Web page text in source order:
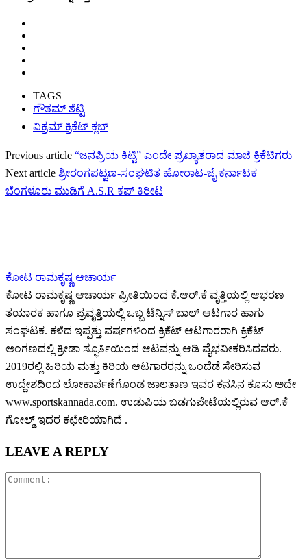
TAGS
ಗೌತಮ್ ಶೆಟ್ಟಿ
ವಿಕ್ರಮ್ ಕ್ರಿಕೆಟ್ ಕ್ಲಬ್
Previous article “ಜನಪ್ರಿಯ ಕಿಟ್ಟಿ” ಎಂದೇ ಪ್ರಖ್ಯಾತರಾದ ಮಾಜಿ ಕ್ರಿಕೆಟಿಗರು
Next article ಶ್ರೀರಂಗಪಟ್ಟಣ-ಸಂಘಟಿತ ಹೋರಾಟ-ಜೈ ಕರ್ನಾಟಕ
ಬೆಂಗಳೂರು ಮುಡಿಗೆ A.S.R ಕಪ್ ಕಿರೀಟ
ಕೋಟ ರಾಮಕೃಷ್ಣ ಆಚಾರ್ಯ
ಕೋಟ ರಾಮಕೃಷ್ಣ ಆಚಾರ್ಯ ಪ್ರೀತಿಯಿಂದ ಕೆ.ಆರ್.ಕೆ ವೃತ್ತಿಯಲ್ಲಿ ಆಭರಣ
ತಯಾರಕ ಹಾಗೂ ಪ್ರವೃತ್ತಿಯಲ್ಲಿ ಒಬ್ಬ ಟೆನ್ನಿಸ್ ಬಾಲ್ ಆಟಗಾರ ಹಾಗು
ಸಂಘಟಕ. ಕಳೆದ ಇಪ್ಪತ್ತು ವರ್ಷಗಳಿಂದ ಕ್ರಿಕೆಟ್ ಆಟಗಾರರಾಗಿ ಕ್ರಿಕೆಟ್
ಅಂಗಣದಲ್ಲಿ ಕ್ರೀಡಾ ಸ್ಫೂರ್ತಿಯಿಂದ ಆಟವನ್ನು ಆಡಿ ವೈಭವೀಕರಿಸಿದವರು.
2019ರಲ್ಲಿ ಹಿರಿಯ ಮತ್ತು ಕಿರಿಯ ಆಟಗಾರರನ್ನು ಒಂದೆಡೆ ಸೇರಿಸುವ
ಉದ್ದೇಶದಿಂದ ಲೋಕಾರ್ಪಣೆಗೊಂಡ ಜಾಲತಾಣ ಇವರ ಕನಸಿನ ಕೂಸು ಅದೇ
www.sportskannada.com. ಉಡುಪಿಯ ಬಡಗುಪೇಟೆಯಲ್ಲಿರುವ ಆರ್.ಕೆ
ಗೋಲ್ಡ್ ಇದರ ಕಛೇರಿಯಾಗಿದೆ .
LEAVE A REPLY